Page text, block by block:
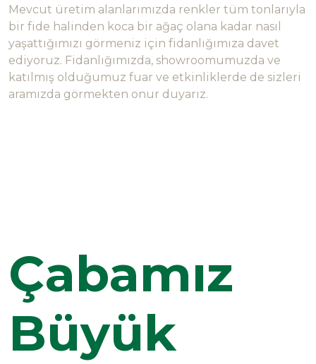
Mevcut üretim alanlarımızda renkler tüm tonlarıyla
bir fide halinden koca bir ağaç olana kadar nasıl
yaşattığımızı görmeniz için fidanlığımıza davet
ediyoruz. Fidanlığımızda, showroomumuzda ve
katılmış olduğumuz fuar ve etkinliklerde de sizleri
aramızda görmekten onur duyarız.
Çabamız
Büyük